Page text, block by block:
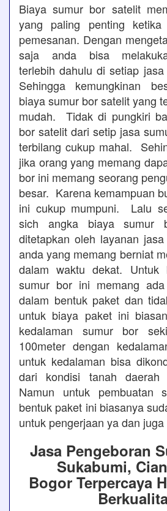
Biaya sumur bor satelit
yang paling penting ketika
pemesanan. Dengan
saja anda bisa
terlebih dahulu di setiap
Sehingga kemungkinan
biaya sumur bor satelit yang
mudah. Tidak di pungkiri
bor satelit dari setip jasa
terbilang cukup mahal.
jika orang yang memang
bor ini memang seorang
besar. Karena kemampuan
ini cukup mumpuni. Lalu
sich angka biaya sumur
ditetapkan oleh layanan
anda yang memang berniat
dalam waktu dekat. Untuk
sumur bor ini memang
dalam bentuk paket dan
untuk biaya paket ini
kedalaman sumur bor
100meter dengan
untuk kedalaman bisa
dari kondisi tanah daerah
Namun untuk pembuatan
bentuk paket ini biasanya
untuk pengerjaan ya dan
Jasa Pengeboran
Sukabumi,
Bogor Terpercaya